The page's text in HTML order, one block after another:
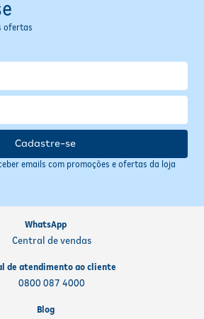
ofertas
emails com promoções e ofertas da loja
Cadastre-se
WhatsApp
Central de vendas
de atendimento ao cliente
0800 087 4000
Blog